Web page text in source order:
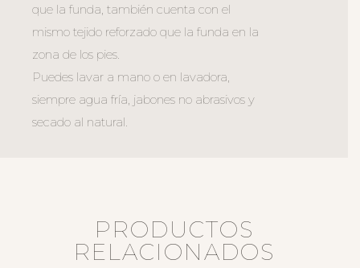
que la funda, también cuenta con el
mismo tejido reforzado que la funda en la
zona de los pies.
Puedes lavar a mano o en lavadora,
siempre agua fría, jabones no abrasivos y
secado al natural.
PRODUCTOS
RELACIONADOS